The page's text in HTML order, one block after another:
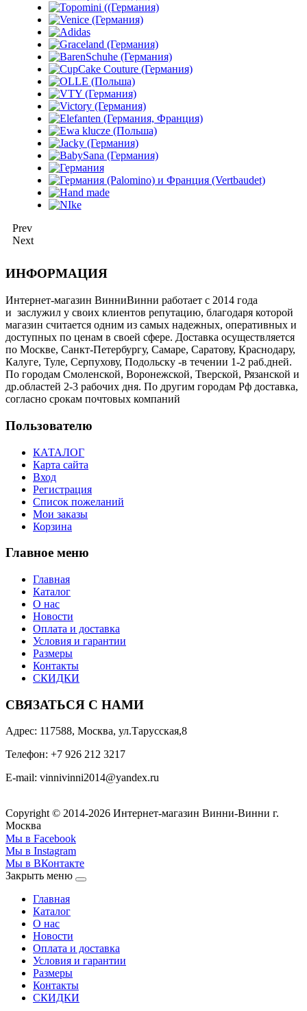
Prev
Next
ИНФОРМАЦИЯ
Интернет-магазин ВинниВинни работает с 2014 года
и заслужил у своих клиентов репутацию, благодаря которой
магазин считается одним из самых надежных, оперативных и
доступных по ценам в своей сфере. Доставка осуществляется
по Москве, Санкт-Петербургу, Самаре, Саратову, Краснодару,
Калуге, Туле, Серпухову, Подольску -в течении 1-2 раб.дней.
По городам Смоленской, Воронежской, Тверской, Рязанской и
др.областей 2-3 рабочих дня. По другим городам Рф доставка,
согласно срокам почтовых компаний
Пользователю
КАТАЛОГ
Карта сайта
Вход
Регистрация
Список пожеланий
Мои заказы
Корзина
Главное меню
Главная
Каталог
О нас
Новости
Оплата и доставка
Условия и гарантии
Размеры
Контакты
СКИДКИ
СВЯЗАТЬСЯ С НАМИ
Адрес: 117588, Москва, ул.Тарусская,8
Телефон: +7 926 212 3217
E-mail: vinnivinni2014@yandex.ru
Copyright © 2014-2026 Интернет-магазин Винни-Винни г.
Москва
Мы в Facebook
Мы в Instagram
Мы в ВКонтакте
Закрыть меню
Главная
Каталог
О нас
Новости
Оплата и доставка
Условия и гарантии
Размеры
Контакты
СКИДКИ